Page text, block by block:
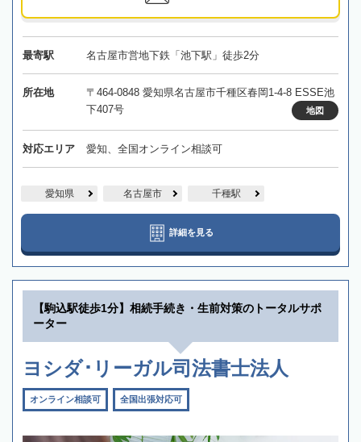
最寄駅 名古屋市営地下鉄「池下駅」徒歩2分
所在地
〒464-0848 愛知県名古屋市千種区春岡1-4-8 ESSE池
下407号
地図
対応エリア 愛知、全国オンライン相談可
愛知県 名古屋市 千種駅
詳細を見る
【駒込駅徒歩1分】相続手続き・生前対策のトータルサポ
ーター
ヨシダ･リーガル司法書士法人
オンライン相談可 全国出張対応可